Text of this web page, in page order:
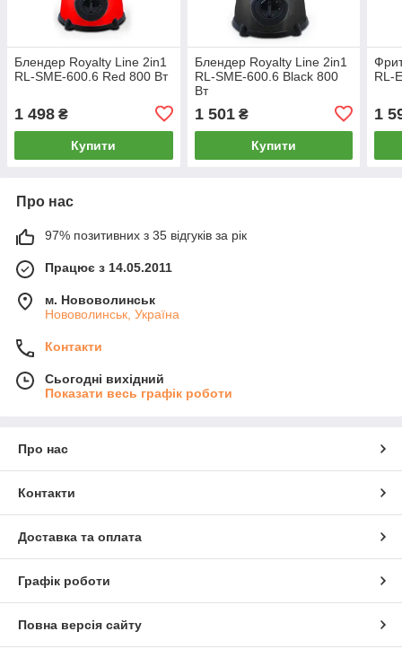
Блендер Royalty Line 2in1
RL-SME-600.6 Red 800 Вт
1 498 ₴
Купити
Блендер Royalty Line 2in1
RL-SME-600.6 Black 800
Вт
1 501₴
Купити
RL-
1
Про нас
97% позитивних з 35 відгуків за рік
Працює з 14.05.2011
м. Нововолинськ
Нововолинськ, Україна
Контакти
Сьогодні вихідний
Показати весь графік роботи
Про нас
Контакти
Доставка та оплата
Графік роботи
Повна версія сайту